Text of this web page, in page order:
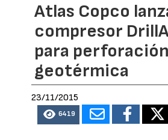
Atlas Copco
compresor
para perforación
geotérmica
23/11/2015
6419